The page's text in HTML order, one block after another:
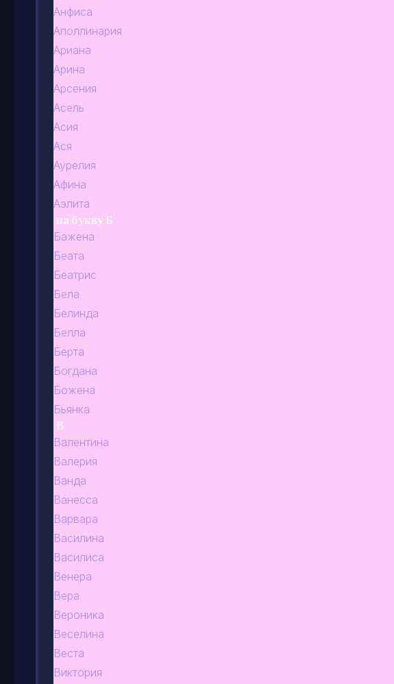
Анфиса
Аполлинария
Ариана
Арина
Арсения
Асель
Асия
Ася
Аурелия
Афина
Аэлита
на букву Б
Бажена
Беата
Беатрис
Бела
Белинда
Белла
Берта
Богдана
Божена
Бьянка
В
Валентина
Валерия
Ванда
Ванесса
Варвара
Василина
Василиса
Венера
Вера
Вероника
Веселина
Веста
Виктория